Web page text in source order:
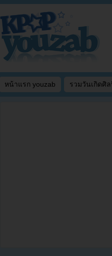
หน้าแรก youzab รวมวันเกิดศิ